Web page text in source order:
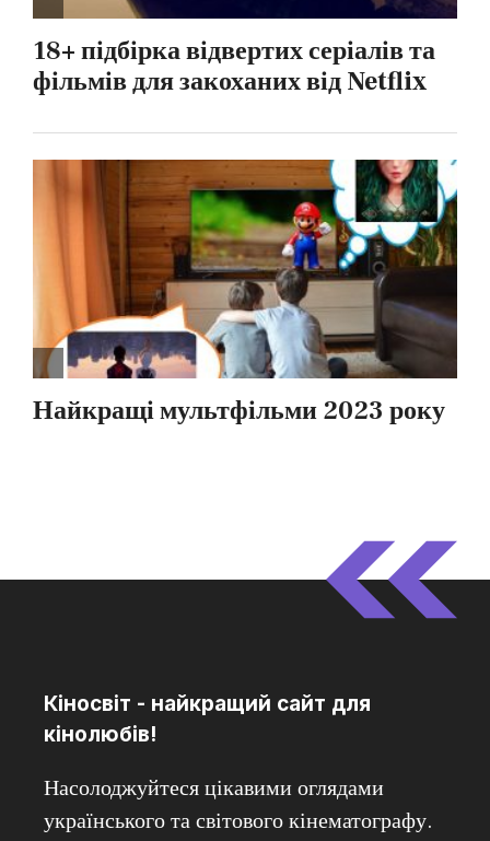
Кіносвіт - найкращий сайт для
кінолюбів!
Насолоджуйтеся цікавими оглядами
українського та світового кінематографу.